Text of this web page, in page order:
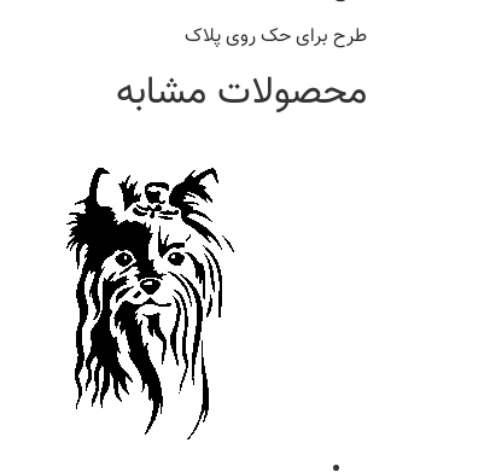
طرح برای حک روی پلاک
محصولات مشابه